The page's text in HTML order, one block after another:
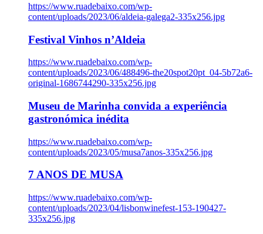
https://www.ruadebaixo.com/wp-
content/uploads/2023/06/aldeia-galega2-335x256.jpg
Festival Vinhos n’Aldeia
https://www.ruadebaixo.com/wp-
content/uploads/2023/06/488496-the20spot20pt_04-5b72a6-
original-1686744290-335x256.jpg
Museu de Marinha convida a experiência
gastronómica inédita
https://www.ruadebaixo.com/wp-
content/uploads/2023/05/musa7anos-335x256.jpg
7 ANOS DE MUSA
https://www.ruadebaixo.com/wp-
content/uploads/2023/04/lisbonwinefest-153-190427-
335x256.jpg